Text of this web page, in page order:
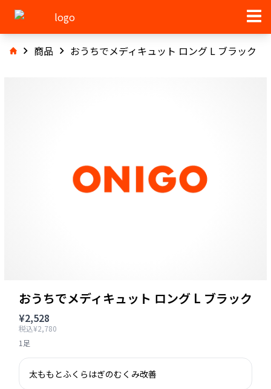
商品 おうちでメディキュット ロング L ブラック
おうちでメディキュット ロング L ブラック
¥2,528
税込¥2,780
1足
太ももとふくらはぎのむくみ改善